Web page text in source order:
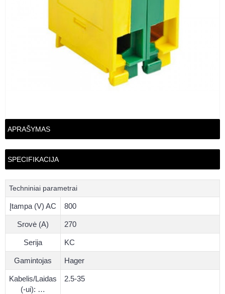
APRAŠYMAS
SPECIFIKACIJA
Techniniai parametrai
Įtampa (V) AC 800
Srovė (A) 270
Serija KC
Gamintojas Hager
Kabelis/Laidas
(-ui): …
2.5-35